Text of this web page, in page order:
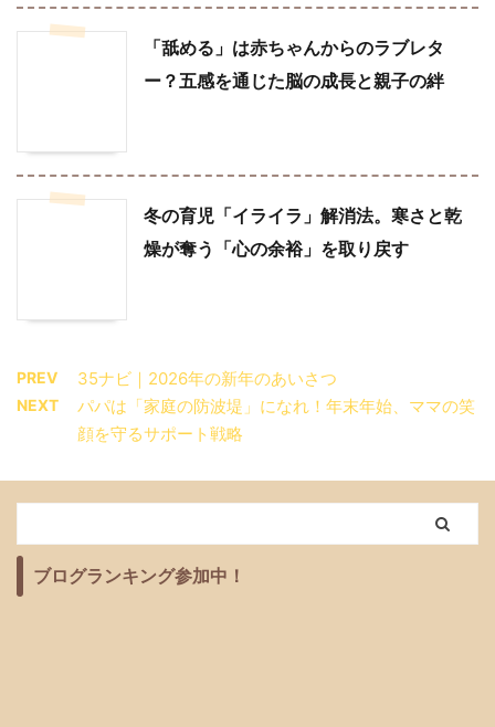
「舐める」は赤ちゃんからのラブレタ
ー？五感を通じた脳の成長と親子の絆
冬の育児「イライラ」解消法。寒さと乾
燥が奪う「心の余裕」を取り戻す
PREV 35ナビ｜2026年の新年のあいさつ
NEXT
パパは「家庭の防波堤」になれ！年末年始、ママの笑
顔を守るサポート戦略
ブログランキング参加中！